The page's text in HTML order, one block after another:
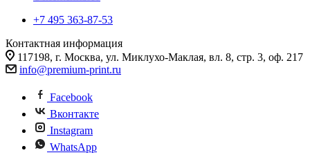
+7 495 363-87-53
Контактная информация
117198, г. Москва, ул. Миклухо-Маклая, вл. 8, стр. 3, оф. 217
info@premium-print.ru
Facebook
Вконтакте
Instagram
WhatsApp